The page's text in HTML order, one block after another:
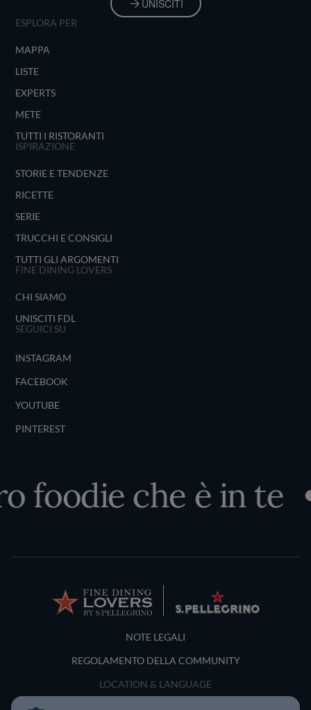
UNISCITI
ESPLORA PER
MAPPA
LISTE
EXPERTS
METE
TUTTI I RISTORANTI
ISPIRAZIONE
STORIE E TENDENZE
RICETTE
SERIE
TRUCCHI E CONSIGLI
TUTTI GLI ARGOMENTI
FINE DINING LOVERS
CHI SIAMO
UNISCITI FDL
SEGUICI SU
INSTAGRAM
FACEBOOK
YOUTUBE
PINTEREST
foodie che è in te
Terms and Conditions
NOTE LEGALI
REGOLAMENTO DELLA COMMUNITY
LOCATION & LANGUAGE